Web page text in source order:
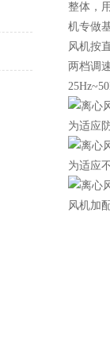
整体，
机专做
风机按
两档调
为适应
为适应
风机加